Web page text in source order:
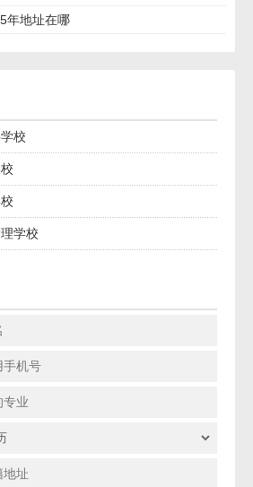
年地址在哪
校
学校